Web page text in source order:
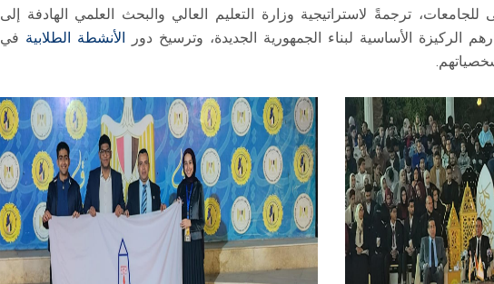
ترجمةً لاستراتيجية وزارة التعليم العالي والبحث العلمي الهادفة إلى
الركيزة الأساسية لبناء الجمهورية الجديدة، وترسيخ دور
الأنشطة الطلابية في